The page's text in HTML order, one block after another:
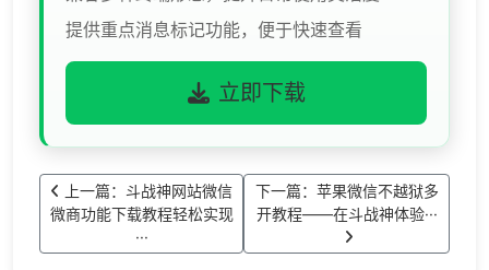
提供重点消息标记功能，便于快速查看
立即下载
上一篇：斗战神网站微信
微商功能下载教程轻松实现
···
下一篇：苹果微信不越狱多
开教程——在斗战神体验···